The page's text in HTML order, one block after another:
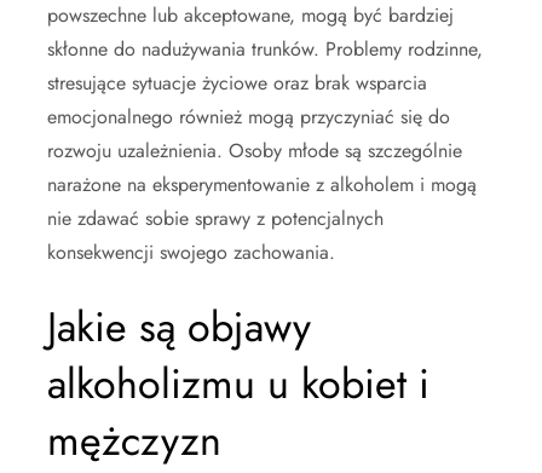
powszechne lub akceptowane, mogą być bardziej
skłonne do nadużywania trunków. Problemy rodzinne,
stresujące sytuacje życiowe oraz brak wsparcia
emocjonalnego również mogą przyczyniać się do
rozwoju uzależnienia. Osoby młode są szczególnie
narażone na eksperymentowanie z alkoholem i mogą
nie zdawać sobie sprawy z potencjalnych
konsekwencji swojego zachowania.
Jakie są objawy
alkoholizmu u kobiet i
mężczyzn